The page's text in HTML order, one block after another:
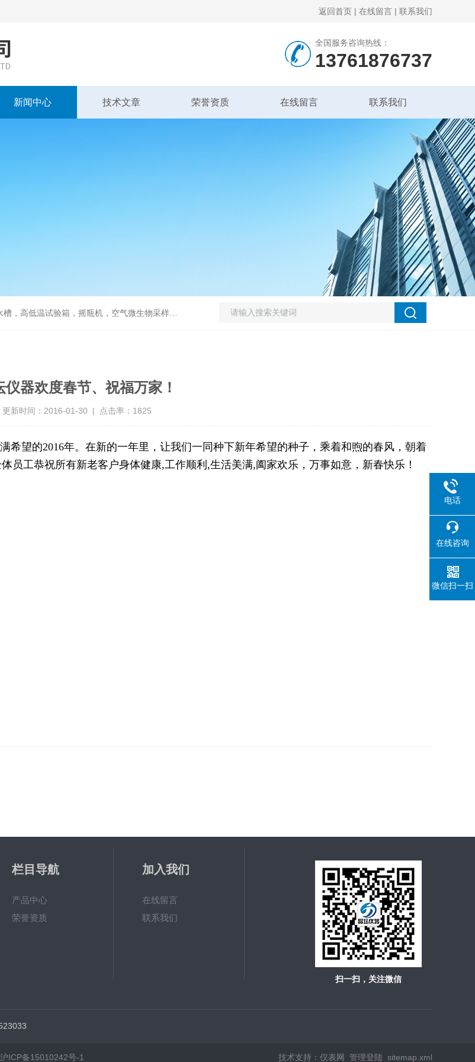
返回首页 | 在线留言 | 联系我们
全国服务咨询热线：
13761876737
新闻中心 技术文章 荣誉资质 在线留言 联系我们
试验箱，摇瓶机，空气微生物采样器，水质采样器
仪器欢度春节、祝福万家！
更新时间：2016-01-30 | 点击率：1825
望的2016年。在新的一年里，让我们一同种下新年希望的种子，乘着和煦的春风，朝着
员工恭祝所有新老客户身体健康,工作顺利,生活美满,阖家欢乐，万事如意，新春快乐！
栏目导航
产品中心
荣誉资质
加入我们
在线留言
联系我们
扫一扫，关注微信
ICP备15010242号-1 技术支持： 仪表网 管理登陆 sitemap.xml
电话
在线咨询
微信扫一扫